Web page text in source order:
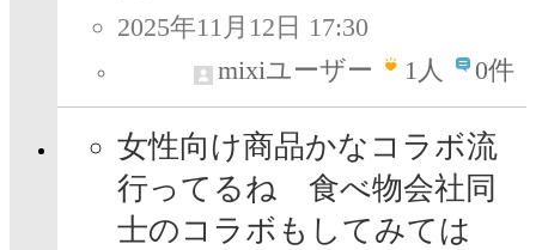
2025年11月12日 17:30
mixiユーザー
1人 0件
女性向け商品かなコラボ流
行ってるね 食べ物会社同
士のコラボもしてみては